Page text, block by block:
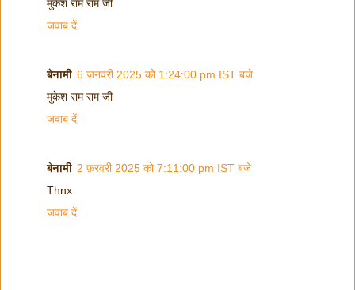
मुकेश राम राम जी
जवाब दें
बेनामी 6 जनवरी 2025 को 1:24:00 pm IST बजे
मुकेश राम राम जी
जवाब दें
बेनामी 2 फ़रवरी 2025 को 7:11:00 pm IST बजे
Thnx
जवाब दें